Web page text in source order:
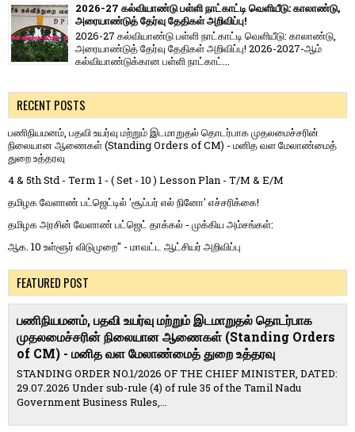
2026-27 கல்வியாண்டு பள்ளி நாட்காட்டி வெளியீடு: காலாண்டு,
அரையாண்டுத் தேர்வு தேதிகள் அறிவிப்பு!
2026-27 கல்வியாண்டு பள்ளி நாட்காட்டி வெளியீடு: காலாண்டு,
அரையாண்டுத் தேர்வு தேதிகள் அறிவிப்பு! 2026-2027-ஆம்
கல்வியாண்டுக்கான பள்ளி நாட்காட்...
RECENT POSTS
பணிநியமனம், பதவி உயர்வு மற்றும் இடமாறுதல் தொடர்பாக முதலமைச்சரின்
நிலையான ஆணைகள் (Standing Orders of CM) - மனித வள மேலாண்மைத்
துறை உத்தரவு
4 & 5th Std - Term 1 - ( Set - 10 ) Lesson Plan - T/M & E/M
தமிழக வேளாண் பட்ஜெட்டில் 'சூப்பர் எல் நினோ' எச்சரிக்கை!
தமிழக அரசின் வேளாண் பட்ஜெட் தாக்கல் - முக்கிய அம்சங்கள்:
ஆக. 10 உள்ளூர் விடுமுறை" - மாவட்ட ஆட்சியர் அறிவிப்பு
FEATURED POST
பணிநியமனம், பதவி உயர்வு மற்றும் இடமாறுதல் தொடர்பாக
முதலமைச்சரின் நிலையான ஆணைகள் (Standing Orders
of CM) - மனித வள மேலாண்மைத் துறை உத்தரவு
STANDING ORDER NO.1/2026 OF THE CHIEF MINISTER, DATED:
29.07.2026 Under sub-rule (4) of rule 35 of the Tamil Nadu
Government Business Rules,...